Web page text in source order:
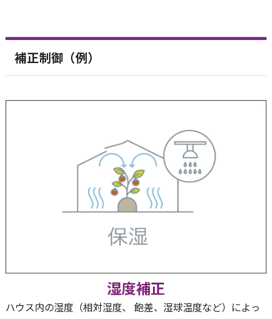
補正制御（例）
湿度補正
ハウス内の湿度（相対湿度、 飽差、湿球温度など）によっ